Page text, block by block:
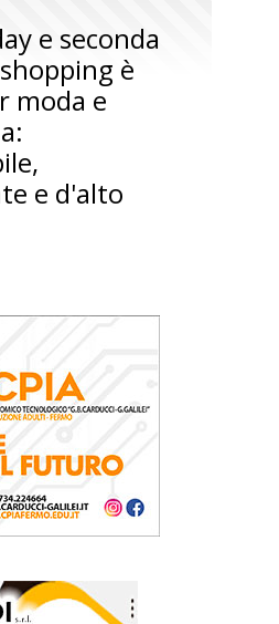
e seconda
è
moda e
e d'alto